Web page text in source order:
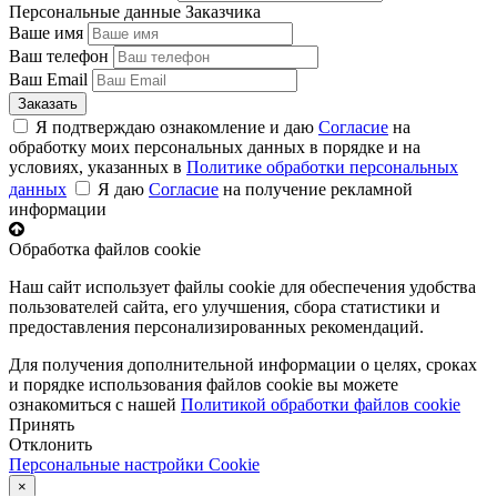
Персональные данные Заказчика
Ваше имя
Ваш телефон
Ваш Email
Заказать
Я подтверждаю ознакомление и даю Согласие на
обработку моих персональных данных в порядке и на
условиях, указанных в Политике обработки персональных
данных
Я даю Согласие на получение рекламной
информации
Обработка файлов cookie
Наш сайт использует файлы cookie для обеспечения удобства
пользователей сайта, его улучшения, сбора статистики и
предоставления персонализированных рекомендаций.
Для получения дополнительной информации о целях, сроках
и порядке использования файлов cookie вы можете
ознакомиться с нашей Политикой обработки файлов cookie
Принять
Отклонить
Персональные настройки Cookie
×